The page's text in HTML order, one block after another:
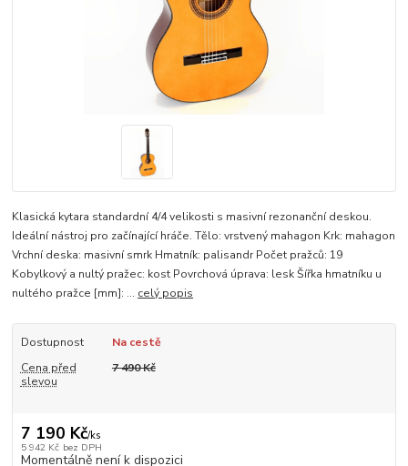
Klasická kytara standardní 4/4 velikosti s masivní rezonanční deskou.
Ideální nástroj pro začínající hráče. Tělo: vrstvený mahagon Krk: mahagon
Vrchní deska: masivní smrk Hmatník: palisandr Počet pražců: 19
Kobylkový a nultý pražec: kost Povrchová úprava: lesk Šířka hmatníku u
nultého pražce [mm]: ... celý popis
Dostupnost
Na cestě
Cena před
slevou
7 490 Kč
7 190 Kč/ks
5 942 Kč bez DPH
Momentálně není k dispozici